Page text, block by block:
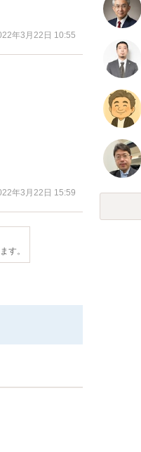
年3月22日 10:55
年3月22日 15:59
す。